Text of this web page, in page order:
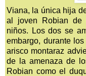
Viana, la única hija
al joven Robian de
niños. Los dos se
embargo, durante
arisco montaraz
de la amenaza de
Robian como el